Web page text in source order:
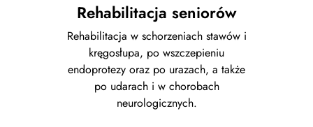
Rehabilitacja seniorów
Rehabilitacja w schorzeniach stawów i
kręgosłupa, po wszczepieniu
endoprotezy oraz po urazach, a także
po udarach i w chorobach
neurologicznych.